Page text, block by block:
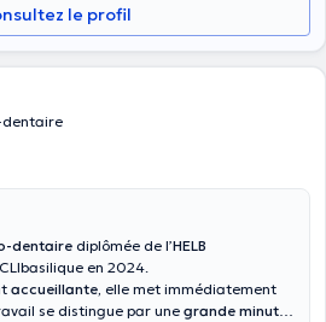
métier : des équipements de pointe au
le profil
dentaire
dentaire diplômée de l’HELB
en 2024.
accueillante, elle met immédiatement
se distingue par unegrande minutie